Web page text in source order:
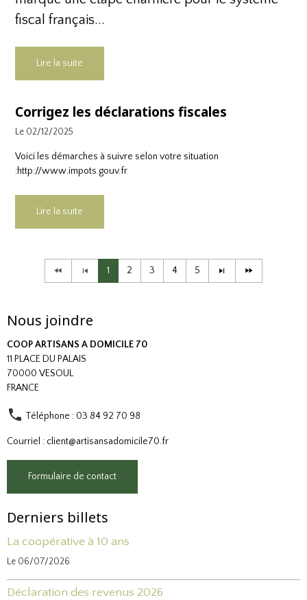
fiscal français...
Lire la suite
Corrigez les déclarations fiscales
Le 02/12/2025
Voici les démarches à suivre selon votre situation
:http://www.impots.gouv.fr
Lire la suite
1 2 3 4 5
Nous joindre
COOP ARTISANS A DOMICILE 70
11 PLACE DU PALAIS
70000 VESOUL
FRANCE
Téléphone : 03 84 92 70 98
Courriel : client@artisansadomicile70.fr
Formulaire de contact
Derniers billets
La coopérative à 10 ans
Le 06/07/2026
Déclaration des revenus 2026